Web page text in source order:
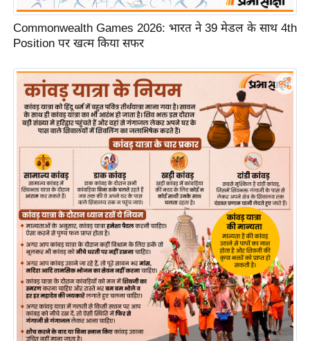
र्ल्ड
न्यू
ज
ब्री
फ
नो
रं
ज
न
ज
ग
त
बॉ
ली
वु
ड
हॉ
Commonwealth Games 2026: भारत ने 39 मेडल के साथ 4th
Position पर खत्म किया सफर